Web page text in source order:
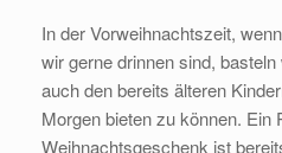
In der Vorweihnachtszeit,
wir gerne drinnen sind,
auch den bereits älteren
Morgen bieten zu können. Ein
Weihnachtsgeschenk ist